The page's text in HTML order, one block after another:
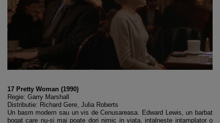
17 Pretty Woman (1990)
Regie: Garry Marshall
Distributie: Richard Gere, Julia Roberts
Un basm modern sau un vis de Cenusareasa. Edward Lewis, un barbat
bogat care nu-si mai poate dori nimic in viata, intalneste intamplator o